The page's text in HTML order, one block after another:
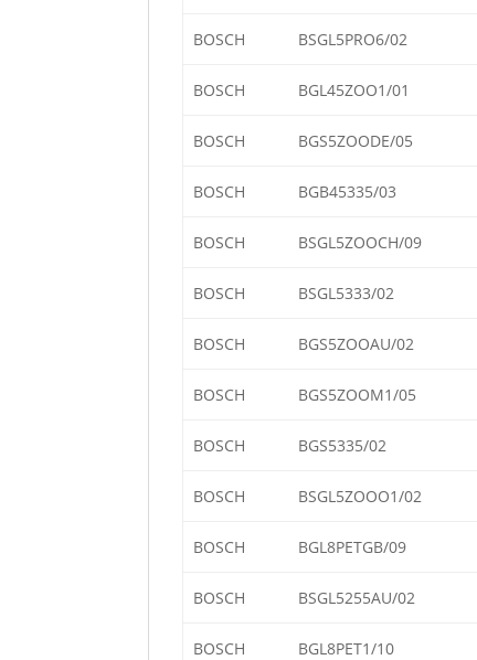
BOSCH BSGL5PRO6/02
BOSCH BGL45ZOO1/01
BOSCH BGS5ZOODE/05
BOSCH BGB45335/03
BOSCH BSGL5ZOOCH/09
BOSCH BSGL5333/02
BOSCH BGS5ZOOAU/02
BOSCH BGS5ZOOM1/05
BOSCH BGS5335/02
BOSCH BSGL5ZOOO1/02
BOSCH BGL8PETGB/09
BOSCH BSGL5255AU/02
BOSCH BGL8PET1/10